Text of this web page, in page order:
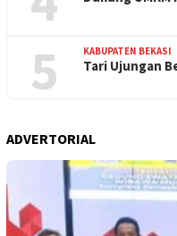
5 KABUPATEN BEKASI
Tari Ujungan
ADVERTORIAL